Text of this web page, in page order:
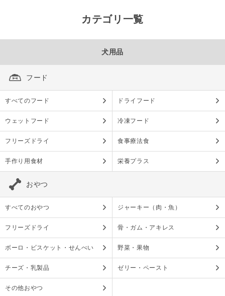
カテゴリ一覧
犬用品
フード
すべてのフード ドライフード
ウェットフード 冷凍フード
フリーズドライ 食事療法食
手作り用食材 栄養プラス
おやつ
すべてのおやつ ジャーキー（肉・魚）
フリーズドライ 骨・ガム・アキレス
ボーロ・ビスケット・せんべい 野菜・果物
チーズ・乳製品 ゼリー・ペースト
その他おやつ